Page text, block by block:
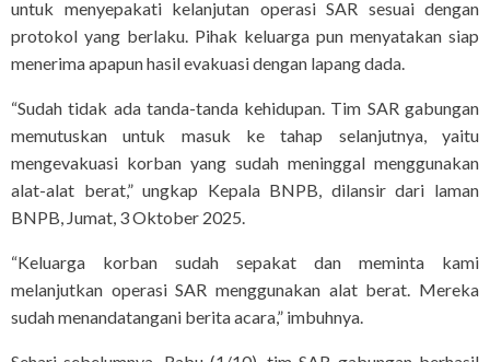
untuk menyepakati kelanjutan operasi SAR sesuai dengan
protokol yang berlaku. Pihak keluarga pun menyatakan siap
menerima apapun hasil evakuasi dengan lapang dada.
“Sudah tidak ada tanda-tanda kehidupan. Tim SAR gabungan
memutuskan untuk masuk ke tahap selanjutnya, yaitu
mengevakuasi korban yang sudah meninggal menggunakan
alat-alat berat,” ungkap Kepala BNPB, dilansir dari laman
BNPB, Jumat, 3 Oktober 2025.
“Keluarga korban sudah sepakat dan meminta kami
melanjutkan operasi SAR menggunakan alat berat. Mereka
sudah menandatangani berita acara,” imbuhnya.